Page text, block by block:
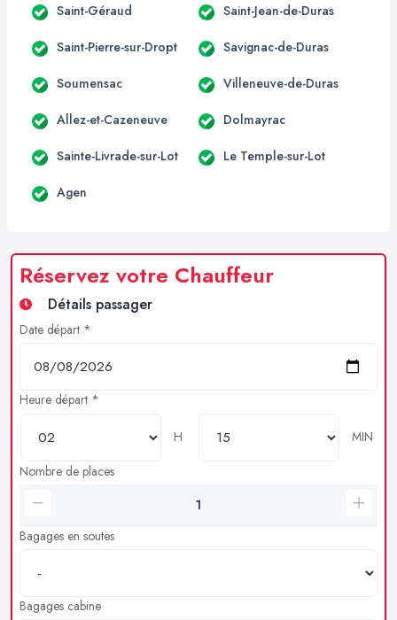
Saint-Géraud Saint-Jean-de-Duras
Saint-Pierre-sur-Dropt Savignac-de-Duras
Soumensac Villeneuve-de-Duras
Allez-et-Cazeneuve Dolmayrac
Sainte-Livrade-sur-Lot Le Temple-sur-Lot
Agen
Réservez votre Chauffeur
Détails passager
Date départ *
Heure départ *
H
MIN
Nombre de places
Bagages en soutes
Bagages cabine